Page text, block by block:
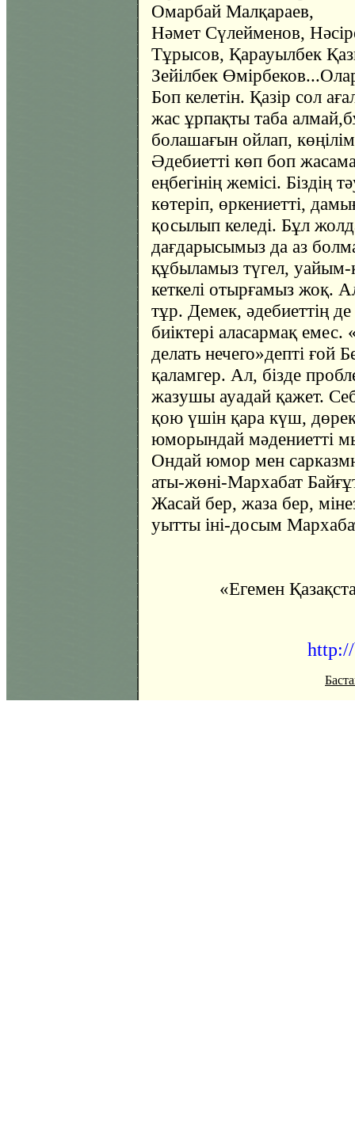
Омарбай Малқараев,
Нәмет Сүлейменов,
Тұрысов, Қарауылбек
Зейілбек
Боп келетін. Қазір сол
жас ұрпақты таба
болашағын ойлап,
Әдебиетті көп боп
еңбегінің жемісі. Біздің
көтеріп, өркениетті,
қосылып келеді. Бұл
дағдарысымыз да аз
құбыламыз түгел,
кеткелі отырғамыз жоқ.
тұр. Демек, әдебиеттің
биіктері аласармақ
делать нечего»депті
қаламгер. Ал, бізде
жазушы ауадай қажет.
қою үшін қара күш,
юморындай мәдениетті
Ондай юмор мен
аты-жөні-Мархабат
Жасай бер, жаза бер,
уытты іні-досым
«Егемен